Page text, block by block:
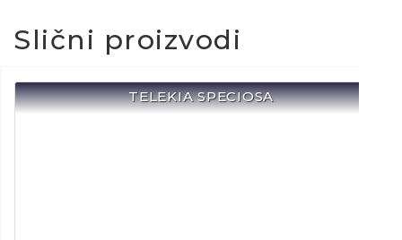
Slični proizvodi
TELEKIA SPECIOSA